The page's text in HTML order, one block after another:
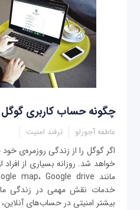
چگونه حساب کاربری گوگل
عاطفه آجورلو ترفند امنیت
اگر گوگل را از زندگی روزمره‌ی
خواهد شد. روزانه بسیاری از
خدمات نقش مهمی در زندگی ما
بیشتر امنیتی در حساب‌های